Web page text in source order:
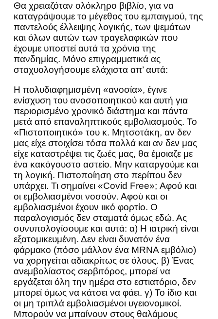
Θα χρειαζόταν ολόκληρο βιβλίο, για να
καταγράψουμε το μέγεθος του εμπαιγμού, της
παντελούς έλλειψης λογικής, των ψεμάτων
και όλων αυτών των τραγελαφικών που
έχουμε υποστεί αυτά τα χρόνια της
πανδημίας. Μόνο επιγραμματικά ας
σταχυολογήσουμε ελάχιστα απ’ αυτά:
Η πολυδιαφημισμένη «ανοσία», έγινε
ενίσχυση του ανοσοποιητικού και αυτή για
περιορισμένο χρονικό διάστημα και πάντα
μετά από επαναληπτικούς εμβολιασμούς. Το
«Πιστοποιητικό» του κ. Μητσοτάκη, αν δεν
μας είχε στοιχίσει τόσα πολλά και αν δεν μας
είχε καταστρέψει τις ζωές μας, θα έμοιαζε με
ένα κακόγουστο αστείο. Μην καταργούμε και
τη λογική. Πιστοποίηση στο περίπου δεν
υπάρχει. Τι σημαίνει «Covid Free»; Αφού και
οι εμβολιασμένοι νοσούν. Αφού και οι
εμβολιασμένοι έχουν ιικό φορτίο. Ο
παραλογισμός δεν σταματά όμως εδώ. Ας
συνυπολογίσουμε και αυτά: α) Η ιατρική είναι
εξατομικευμένη. Δεν είναι δυνατόν ένα
φάρμακο (πόσο μάλλον ένα MRNA εμβόλιο)
να χορηγείται αδιακρίτως σε όλους. β) Ένας
ανεμβολίαστος σερβιτόρος, μπορεί να
εργάζεται όλη την ημέρα στο εστιατόριο, δεν
μπορεί όμως να κάτσει να φάει. γ) Το ίδιο και
οι μη τριπλά εμβολιασμένοι υγειονομικοί.
Μπορούν να μπαίνουν στους θαλάμους